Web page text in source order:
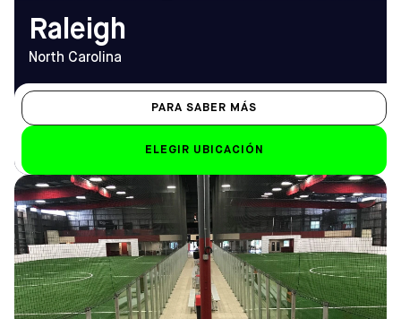
Raleigh
North Carolina
PARA SABER MÁS
ELEGIR UBICACIÓN
HORARIO DE
APERTURA
De lunes a viernes
10.00 h - 2.00 h
Sáb-Dom
Sáb: 8.30 h - 2 h; Dom:
DIRECCIÓN
2300 Oak Lake Blvd,
Midlothian, VA 23112
Cómo llegar
TELÉFONO
(804) 744-4600